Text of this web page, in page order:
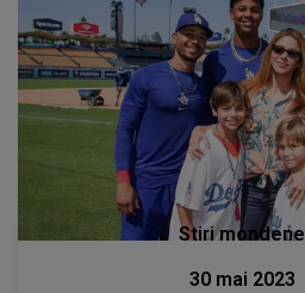
Stiri mondene
30 mai 2023